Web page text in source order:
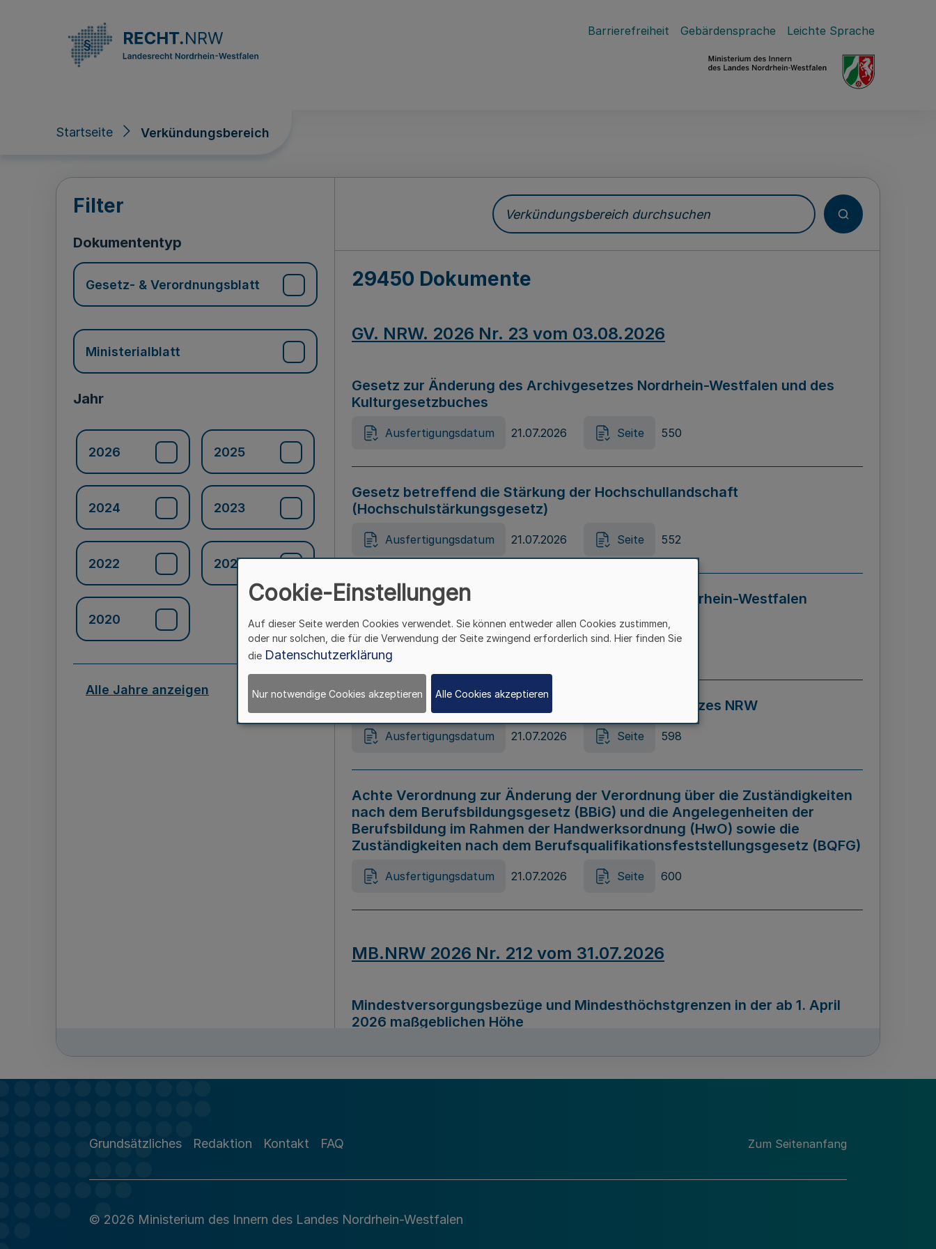
Barrierefreiheit Gebärdensprache Leichte Sprache
Startseite Verkündungsbereich
Verkündungsbereich
Filter
Dokumententyp
Gesetz- & Verordnungsblatt
Ministerialblatt
Jahr
2026 2025
2024 2023
2022 2021
2020
Alle Jahre anzeigen
Verkündungsbereich durchsuchen
29450 Dokumente
GV. NRW. 2026 Nr. 23 vom 03.08.2026
Gesetz zur Änderung des Archivgesetzes Nordrhein-Westfalen und des
Kulturgesetzbuches
Ausfertigungsdatum 21.07.2026 Seite 550
Gesetz betreffend die Stärkung der Hochschullandschaft
(Hochschulstärkungsgesetz)
Ausfertigungsdatum 21.07.2026 Seite 552
Gesetz zur Vermeidung von Diskriminierung in Nordrhein-Westfalen
(Landesantidiskriminierungsgesetz – LADG NRW)
Ausfertigungsdatum 21.07.2026 Seite 595
Gesetz zur Änderung des Online-Casinospiel Gesetzes NRW
Ausfertigungsdatum 21.07.2026 Seite 598
Achte Verordnung zur Änderung der Verordnung über die Zuständigkeiten
nach dem Berufsbildungsgesetz (BBiG) und die Angelegenheiten der
Berufsbildung im Rahmen der Handwerksordnung (HwO) sowie die
Zuständigkeiten nach dem Berufsqualifikationsfeststellungsgesetz (BQFG)
Ausfertigungsdatum 21.07.2026 Seite 600
MB.NRW 2026 Nr. 212 vom 31.07.2026
Mindestversorgungsbezüge und Mindesthöchstgrenzen in der ab 1. April
2026 maßgeblichen Höhe
Richtlinie zur Durchführung des Förderprogramms „Mittelstand Innovativ &
Grundsätzliches Redaktion Kontakt FAQ Zum Seitenanfang
© 2026 Ministerium des Innern des Landes Nordrhein-Westfalen
Cookie-Einstellungen
Auf dieser Seite werden Cookies verwendet. Sie können entweder allen Cookies zustimmen,
oder nur solchen, die für die Verwendung der Seite zwingend erforderlich sind. Hier finden Sie
die Datenschutzerklärung
Nur notwendige Cookies akzeptieren Alle Cookies akzeptieren